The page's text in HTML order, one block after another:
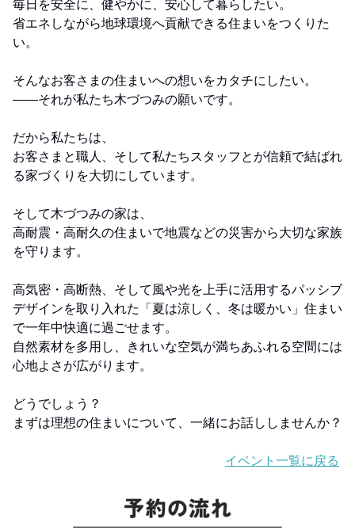
毎日を安全に、健やかに、安心して暮らしたい。
省エネしながら地球環境へ貢献できる住まいをつくりた
い。
そんなお客さまの住まいへの想いをカタチにしたい。
――それが私たち木づつみの願いです。
だから私たちは、
お客さまと職人、そして私たちスタッフとが信頼で結ばれ
る家づくりを大切にしています。
そして木づつみの家は、
高耐震・高耐久の住まいで地震などの災害から大切な家族
を守ります。
高気密・高断熱、そして風や光を上手に活用するパッシブ
デザインを取り入れた「夏は涼しく、冬は暖かい」住まい
で一年中快適に過ごせます。
自然素材を多用し、きれいな空気が満ちあふれる空間には
心地よさが広がります。
どうでしょう？
まずは理想の住まいについて、一緒にお話ししませんか？
イベント一覧に戻る